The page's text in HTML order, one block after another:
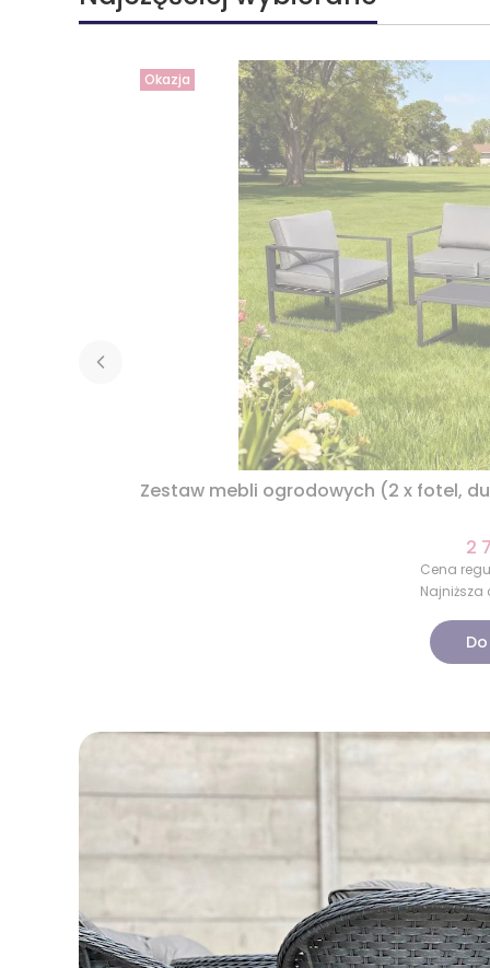
Okazja
Zestaw mebli ogrodowych (2 x fotel,
2
Cena
Najniższa